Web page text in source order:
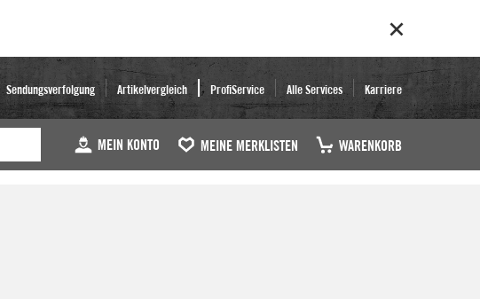
Sendungsverfolgung Artikelvergleich ProfiService Alle Services Karriere
MEIN KONTO MEINE MERKLISTEN WARENKORB